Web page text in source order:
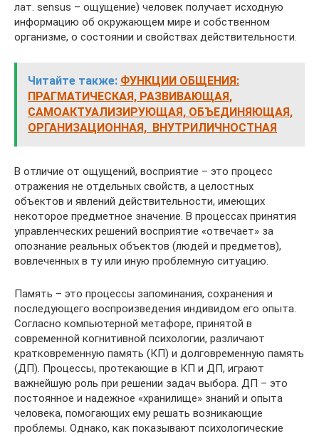
лат. sensus – ощущение) человек получает исходную
информацию об окружающем мире и собственном
организме, о состоянии и свойствах действительности.
Читайте также: ФУНКЦИИ ОБЩЕНИЯ:
ПРАГМАТИЧЕСКАЯ, РАЗВИВАЮЩАЯ,
САМОАКТУАЛИЗИРУЮЩАЯ, ОБЪЕДИНЯЮЩАЯ,
ОРГАНИЗАЦИОННАЯ, ВНУТРИЛИЧНОСТНАЯ
В отличие от ощущений, восприятие – это процесс
отражения не отдельных свойств, а целостных
объектов и явлений действительности, имеющих
некоторое предметное значение. В процессах принятия
управленческих решений восприятие «отвечает» за
опознание реальных объектов (людей и предметов),
вовлеченных в ту или иную проблемную ситуацию.
Память – это процессы запоминания, сохранения и
последующего воспроизведения индивидом его опыта.
Согласно компьютерной метафоре, принятой в
современной когнитивной психологии, различают
кратковременную память (КП) и долговременную память
(ДП). Процессы, протекающие в КП и ДП, играют
важнейшую роль при решении задач выбора. ДП – это
постоянное и надежное «хранилище» знаний и опыта
человека, помогающих ему решать возникающие
проблемы. Однако, как показывают психологические